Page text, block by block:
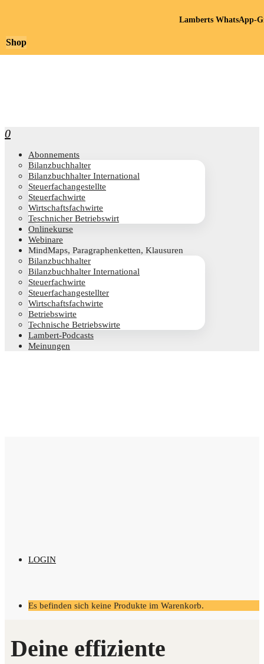
0
Abon­ne­ments
Bilanz­buch­hal­ter
Bilanz­buch­hal­ter International
Steu­er­fach­an­ge­stell­te
Steu­er­fach­wir­te
Wirt­schafts­fach­wir­te
Teschni­cher Betriebswirt
Online­kur­se
Web­i­na­re
Mind­Maps, Para­gra­phen­ket­ten, Klausuren
Bilanz­buch­hal­ter
Bilanz­buch­hal­ter International
Steu­er­fach­wir­te
Steu­er­fach­an­ge­stell­ter
Wirt­schafts­fach­wir­te
Betriebs­wir­te
Tech­ni­sche Betriebswirte
Lam­­bert-Pod­­casts
Mei­nun­gen
LOGIN
Es befinden sich keine Produkte im Warenkorb.
Shop
Lamberts WhatsApp-